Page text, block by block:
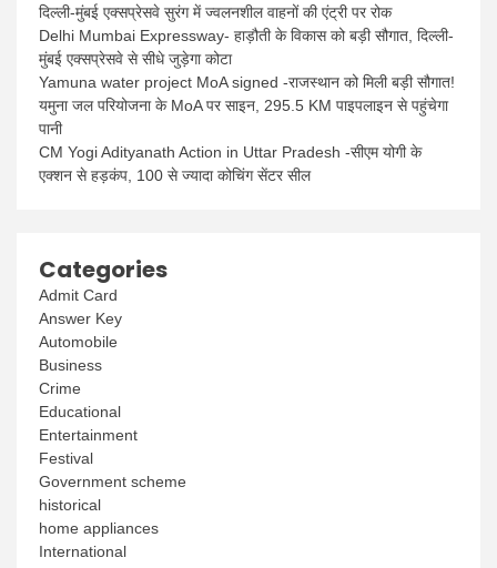
दिल्ली-मुंबई एक्सप्रेसवे सुरंग में ज्वलनशील वाहनों की एंट्री पर रोक
Delhi Mumbai Expressway- हाड़ौती के विकास को बड़ी सौगात, दिल्ली-
मुंबई एक्सप्रेसवे से सीधे जुड़ेगा कोटा
Yamuna water project MoA signed -राजस्थान को मिली बड़ी सौगात!
यमुना जल परियोजना के MoA पर साइन, 295.5 KM पाइपलाइन से पहुंचेगा
पानी
CM Yogi Adityanath Action in Uttar Pradesh -सीएम योगी के
एक्शन से हड़कंप, 100 से ज्यादा कोचिंग सेंटर सील
Categories
Admit Card
Answer Key
Automobile
Business
Crime
Educational
Entertainment
Festival
Government scheme
historical
home appliances
International